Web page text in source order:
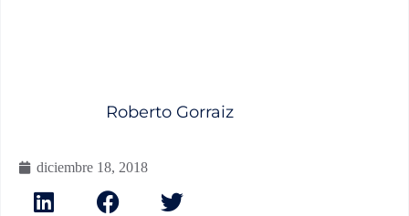
Roberto Gorraiz
diciembre 18, 2018